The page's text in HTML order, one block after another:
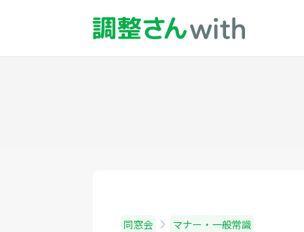
同窓会 マナー・一般常識